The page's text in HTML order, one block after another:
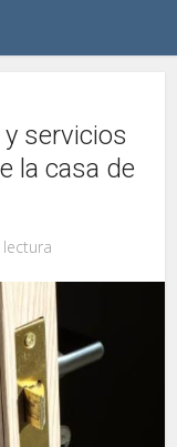
servicios
la casa de